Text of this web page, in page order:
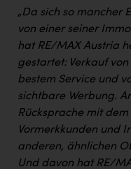
„Da sich so mancher
von einer seiner
hat RE/MAX Austria
gestartet: Verkauf
bestem Service und
sichtbare Werbung.
Rücksprache mit
Vormerkkunden und
anderen, ähnlichen
Und davon hat RE/